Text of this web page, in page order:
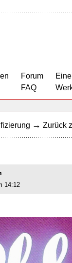
Forum
FAQ
→ Zurück
14:12